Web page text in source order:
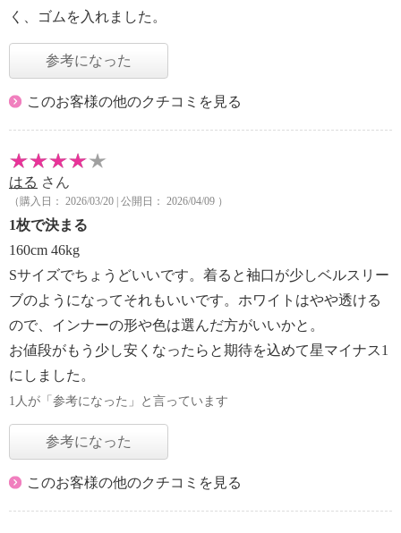
く、ゴムを入れました。
参考になった
このお客様の他のクチコミを見る
はる さん
（購入日： 2026/03/20 | 公開日： 2026/04/09 ）
1枚で決まる
160cm 46kg
Sサイズでちょうどいいです。着ると袖口が少しベルスリー
ブのようになってそれもいいです。ホワイトはやや透ける
ので、インナーの形や色は選んだ方がいいかと。
お値段がもう少し安くなったらと期待を込めて星マイナス1
にしました。
1人が「参考になった」と言っています
参考になった
このお客様の他のクチコミを見る